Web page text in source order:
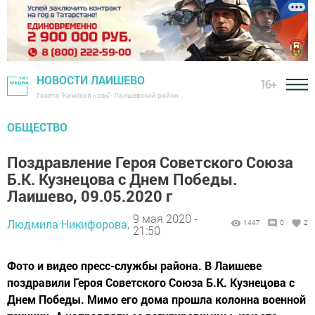
НОВОСТИ ЛАИШЕВО
Газета "Камская новь"- Лаишевский район
16+
ОБЩЕСТВО
Поздравление Героя Советского Союза
Б.К. Кузнецова с Днем Победы.
Лаишево, 09.05.2020 г
Людмила Никифорова, 9 мая 2020 -
21:50
1447 0 2
Фото и видео пресс-службы района. В Лаишеве
поздравили Героя Советского Союза Б.К. Кузнецова с
Днем Победы. Мимо его дома прошла колонна военной